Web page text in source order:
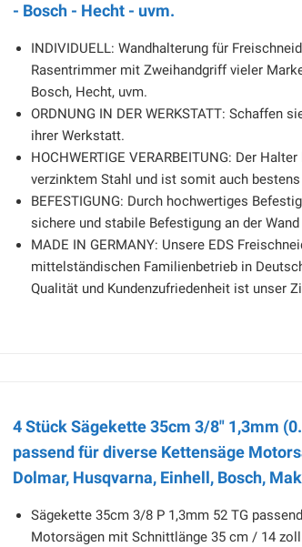
- Bosch - Hecht - uvm.
INDIVIDUELL: Wandhalterung für
Rasentrimmer mit Zweihandgriff vieler
Bosch, Hecht, uvm.
ORDNUNG IN DER WERKSTATT: Schaffen
ihrer Werkstatt.
HOCHWERTIGE VERARBEITUNG: Der
verzinktem Stahl und ist somit auch
BEFESTIGUNG: Durch hochwertiges
sichere und stabile Befestigung an der
MADE IN GERMANY: Unsere EDS
mittelständischen Familienbetrieb in
Qualität und Kundenzufriedenheit ist unser
4 Stück Sägekette 35cm 3/8" 1,3mm
passend für diverse Kettensäge
Dolmar, Husqvarna, Einhell, Bosch,
Sägekette 35cm 3/8 P 1,3mm 52 TG
Motorsägen mit Schnittlänge 35 cm / 14